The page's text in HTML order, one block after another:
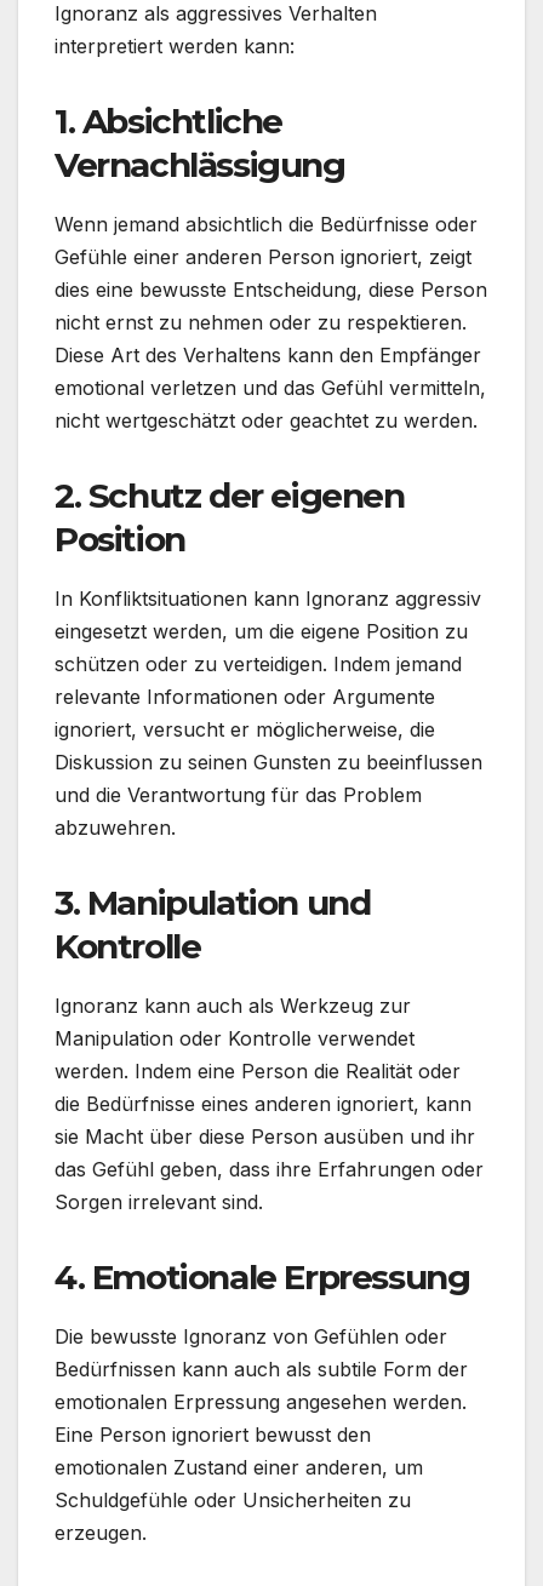
Ignoranz als aggressives Verhalten
interpretiert werden kann:
1.Absichtliche
Vernachlässigung
Wenn jemand absichtlich die Bedürfnisse oder
Gefühle einer anderen Person ignoriert, zeigt
dies eine bewusste Entscheidung, diese Person
nicht ernst zu nehmen oder zu respektieren.
Diese Art des Verhaltens kann den Empfänger
emotional verletzen und das Gefühl vermitteln,
nicht wertgeschätzt oder geachtet zu werden.
2.Schutz der eigenen
Position
In Konfliktsituationen kann Ignoranz aggressiv
eingesetzt werden, um die eigene Position zu
schützen oder zu verteidigen. Indem jemand
relevante Informationen oder Argumente
ignoriert, versucht er möglicherweise, die
Diskussion zu seinen Gunsten zu beeinflussen
und die Verantwortung für das Problem
abzuwehren.
3. Manipulation und
Kontrolle
Ignoranz kann auch als Werkzeug zur
Manipulation oder Kontrolle verwendet
werden. Indem eine Person die Realität oder
die Bedürfnisse eines anderen ignoriert, kann
sie Macht über diese Person ausüben und ihr
das Gefühl geben, dass ihre Erfahrungen oder
Sorgen irrelevant sind.
4. Emotionale Erpressung
Die bewusste Ignoranz von Gefühlen oder
Bedürfnissen kann auch als subtile Form der
emotionalen Erpressung angesehen werden.
Eine Person ignoriert bewusst den
emotionalen Zustand einer anderen, um
Schuldgefühle oder Unsicherheiten zu
erzeugen.